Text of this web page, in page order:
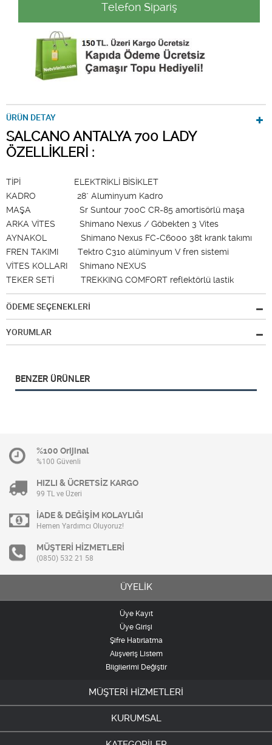
Telefon Sipariş
ÜRÜN DETAY
SALCANO ANTALYA 700 LADY
ÖZELLİKLERİ :
TİPİ ELEKTRİKLİ BİSİKLET
KADRO 28" Aluminyum Kadro
MAŞA Sr Suntour 700C CR-85 amortisörlü maşa
ARKA VİTES Shimano Nexus / Göbekten 3 Vites
AYNAKOL Shimano Nexus FC-C6000 38t krank takımı
FREN TAKIMI Tektro C310 alüminyum V fren sistemi
VİTES KOLLARI Shimano NEXUS
TEKER SETİ TREKKING COMFORT reflektörlü lastik
ÖDEME SEÇENEKLERİ
YORUMLAR
BENZER ÜRÜNLER
%100 Orijinal
%100 Güvenli
HIZLI & ÜCRETSİZ KARGO
99 TL ve Üzeri
İADE & DEĞİŞİM KOLAYLIĞI
Hemen Yardımcı Oluyoruz!
MÜŞTERİ HİZMETLERİ
(0850) 532 21 58
ÜYELİK
Üye Kayıt
Üye Girişi
Şifre Hatırlatma
Alışveriş Listem
Bilgilerimi Değiştir
MÜŞTERİ HİZMETLERİ
KURUMSAL